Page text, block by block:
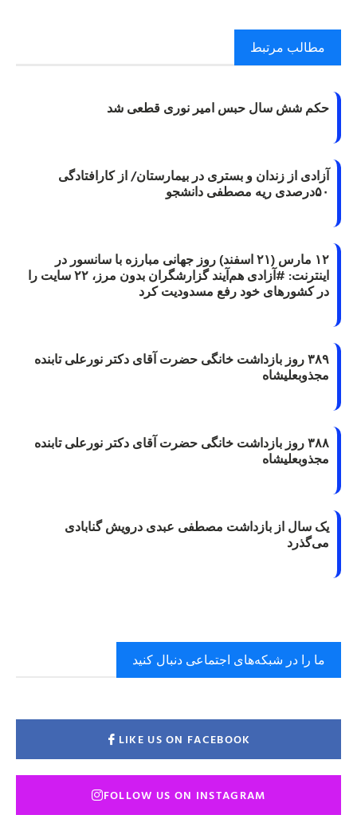
مطالب مرتبط
حکم شش سال حبس امیر نوری قطعی شد
آزادی از زندان و بستری در بیمارستان/ از کارافتادگی
۵۰درصدی ریه مصطفی دانشجو
۱۲ مارس (۲۱ اسفند) روز جهانی مبارزه با سانسور در
اینترنت: #آزادی هم‌آیند گزارشگران‌ بدون مرز، ۲۲ سایت را
در کشورهای خود رفع مسدودیت کرد
۳۸۹ روز بازداشت خانگی حضرت آقای دکتر نورعلی تابنده
مجذوبعلیشاه
۳۸۸ روز بازداشت خانگی حضرت آقای دکتر نورعلی تابنده
مجذوبعلیشاه
یک سال از بازداشت مصطفی عبدی درویش گنابادی
می‌گذرد
ما را در شبکه‌های اجتماعی دنبال کنید
LIKE US ON FACEBOOK
FOLLOW US ON INSTAGRAM